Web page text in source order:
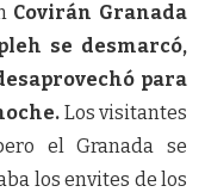
Covirán Granada
se desmarcó,
para
Los visitantes
el Granada se
los envites de los